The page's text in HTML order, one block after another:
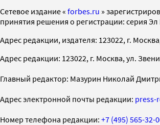
Cетевое издание « forbes.ru »
принятия решения о регистрации: серия
Адрес редакции, издателя: 123022, г.
Адрес редакции: 123022, г. Москва, ул.
Главный редактор: Мазурин Николай
Адрес электронной почты редакции: press-
Номер телефона редакции: +7 (495) 565-32-